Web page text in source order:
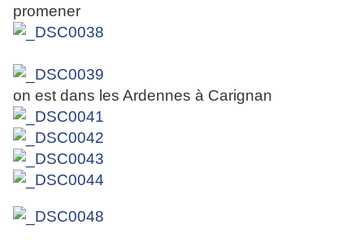
promener
on est dans les Ardennes à Carignan